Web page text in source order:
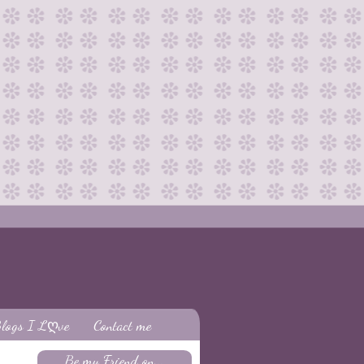
I Lღve
Contact me
Be my Friend on...